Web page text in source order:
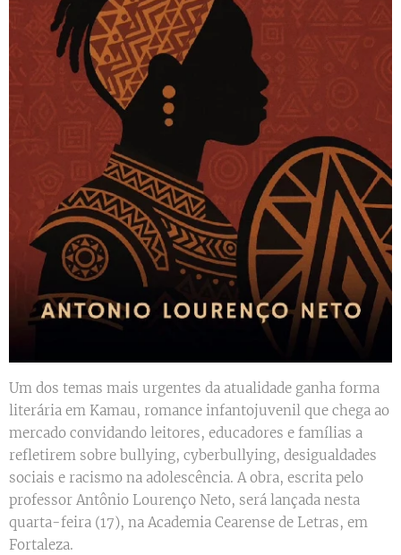
Um dos temas mais urgentes da atualidade ganha forma
literária em Kamau, romance infantojuvenil que chega ao
mercado convidando leitores, educadores e famílias a
refletirem sobre bullying, cyberbullying, desigualdades
sociais e racismo na adolescência. A obra, escrita pelo
professor Antônio Lourenço Neto, será lançada nesta
quarta-feira (17), na Academia Cearense de Letras, em
Fortaleza.